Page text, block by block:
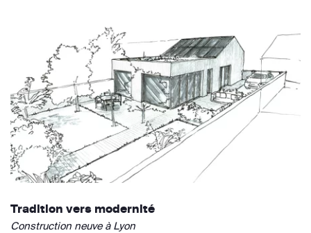
Tradition vers modernité
Construction neuve à Lyon